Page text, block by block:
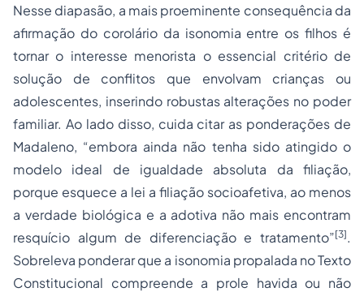
Nesse diapasão, a mais proeminente consequência da
afirmação do corolário da isonomia entre os filhos é
tornar o interesse menorista o essencial critério de
solução de conflitos que envolvam crianças ou
adolescentes, inserindo robustas alterações no poder
familiar. Ao lado disso, cuida citar as ponderações de
Madaleno, “embora ainda não tenha sido atingido o
modelo ideal de igualdade absoluta da filiação,
porque esquece a lei a filiação socioafetiva, ao menos
a verdade biológica e a adotiva não mais encontram
resquício algum de diferenciação e tratamento”[3].
Sobreleva ponderar que a isonomia propalada no Texto
Constitucional compreende a prole havida ou não